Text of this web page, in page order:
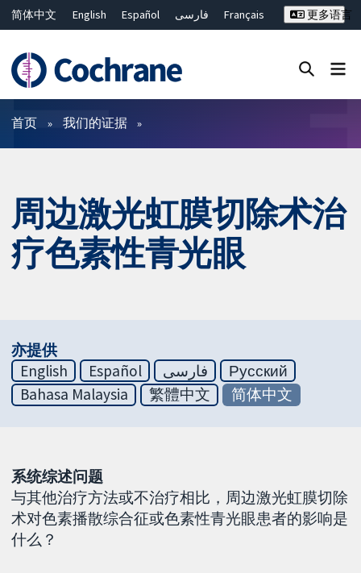
简体中文 English Español فارسی
Français
ไทย
繁體中文
更多语言
过滤
首页 我们的证据
周边激光虹膜切除术治
疗色素性青光眼
亦提供
English
Español فارسی
Русский
Bahasa Malaysia
繁體中文 简体中文
系统综述问题
与其他治疗方法或不治疗相比，周边激光虹膜切除
术对色素播散综合征或色素性青光眼患者的影响是
什么？